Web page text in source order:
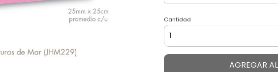
Cantidad
AGREGAR